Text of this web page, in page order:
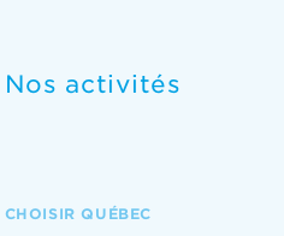
Nos activités
CHOISIR QUÉBEC